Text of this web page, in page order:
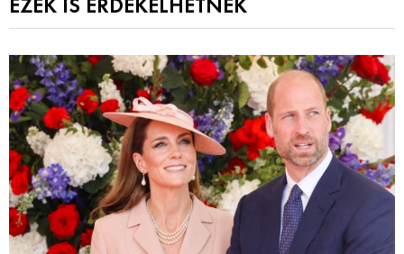
EZEK IS ÉRDEKELHETNEK